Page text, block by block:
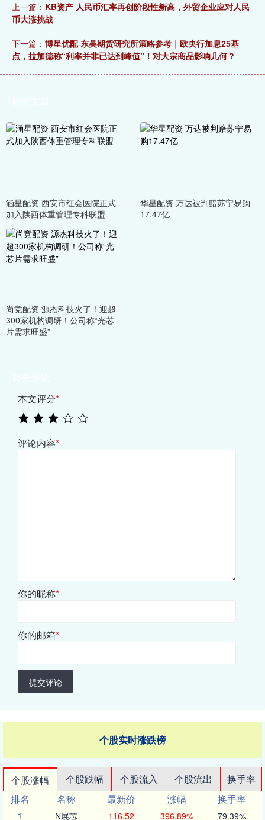
上一篇： KB资产 人民币汇率再创阶段性新高，外贸企业应对人民
币大涨挑战
下一篇： 博星优配 东吴期货研究所策略参考｜欧央行加息25基
点，拉加德称“利率并非已达到峰值”！对大宗商品影响几何？
涵星配资 西安市红会医院正式
加入陕西体重管理专科联盟
华星配资 万达被判赔苏宁易购
17.47亿
尚竞配资 源杰科技火了！迎超
300家机构调研！公司称“光芯
片需求旺盛”
本文评分*
评论内容*
你的昵称*
你的邮箱*
提交评论
个股实时涨跌榜
个股涨幅 个股跌幅 个股流入 个股流出
换手率
排名
名称 最新价 涨幅
换手率
1
N展芯 116.52 396.89% 79.39%